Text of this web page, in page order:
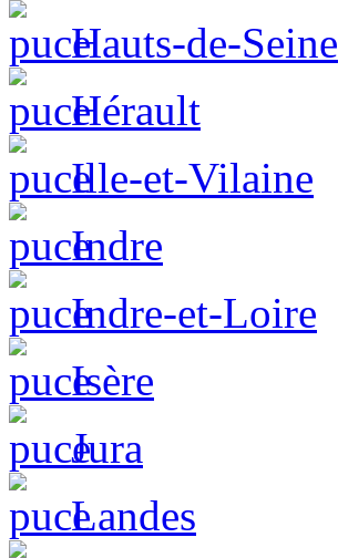
Hauts-de-Seine
Hérault
Ille-et-Vilaine
Indre
Indre-et-Loire
Isère
Jura
Landes